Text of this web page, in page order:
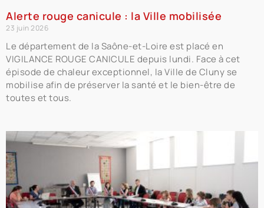
Alerte rouge canicule : la Ville mobilisée
23 juin 2026
Le département de la Saône-et-Loire est placé en
VIGILANCE ROUGE CANICULE depuis lundi. Face à cet
épisode de chaleur exceptionnel, la Ville de Cluny se
mobilise afin de préserver la santé et le bien-être de
toutes et tous.